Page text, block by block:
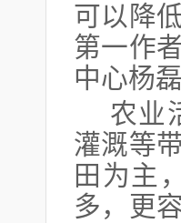
可以降
第一作
中心杨
农业
灌溉等
田为主
多，更